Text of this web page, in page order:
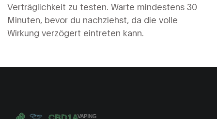
Verträglichkeit zu testen. Warte mindestens 30
Minuten, bevor du nachziehst, da die volle
Wirkung verzögert eintreten kann.